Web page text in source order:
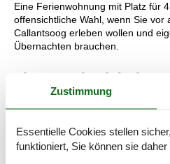
Eine Ferienwohnung mit Platz für
offensichtliche Wahl, wenn Sie vor
Callantsoog erleben wollen und
Übernachten brauchen.
Tipps und Erlebnisse
An einem der schönsten
einen schönen Urlaub braucht.
Zustimmung
Essentielle Cookies stellen
funktioniert, Sie können sie